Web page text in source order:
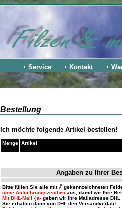
Service Kontakt
Bestellung
Ich möchte folgende Artikel bestellen!
Menge Artikel
Angaben zu Ihrer
Bitte füllen Sie alle mit
gekennzeichneten
ohne Anfuehrungszeichen aus, damit wir Ihre
Mit DHL-Mail -ja- geben wir Ihre Mailadresse DHL
Sie erhalten dann von DHL den Versandverlauf.